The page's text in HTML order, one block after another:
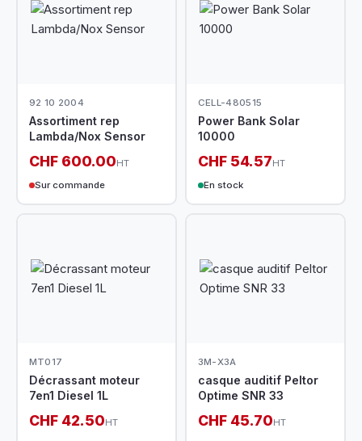
92 10 2004
Assortiment rep
Lambda/Nox Sensor
CHF 600.00HT
Sur commande
CELL-480515
Power Bank Solar
10000
CHF 54.57HT
En stock
MT017
Décrassant moteur
7en1 Diesel 1L
CHF 42.50HT
3M-X3A
casque auditif Peltor
Optime SNR 33
CHF 45.70HT